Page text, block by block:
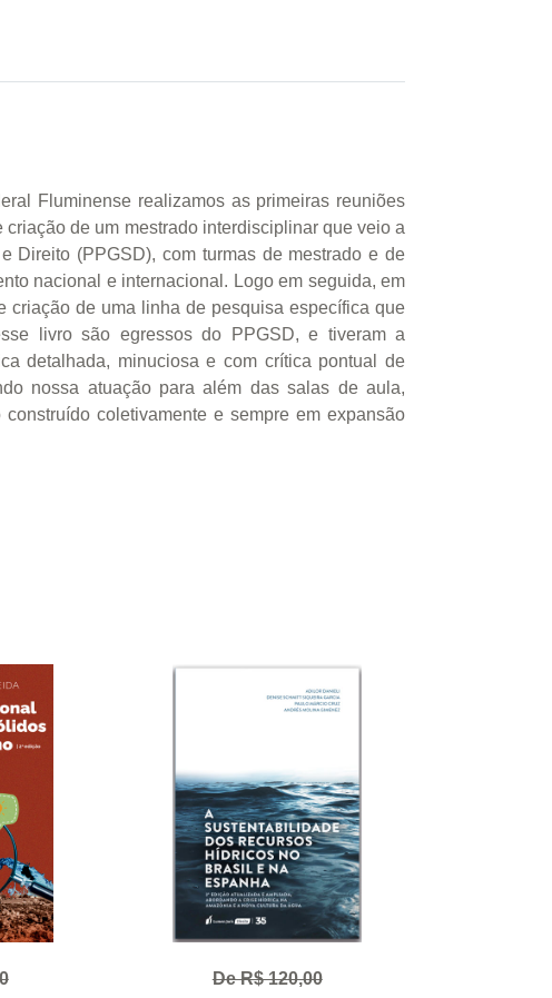
Fluminense realizamos as primeiras reuniões
de um mestrado interdisciplinar que veio a
Direito (PPGSD), com turmas de mestrado e de
nacional e internacional. Logo em seguida, em
criação de uma linha de pesquisa específica que
livro são egressos do PPGSD, e tiveram a
detalhada, minuciosa e com crítica pontual de
nossa atuação para além das salas de aula,
coletivamente e sempre em expansão
De R$ 120,00